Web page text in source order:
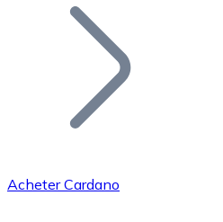
Ajoutez le token de votre
Acheter Cardano